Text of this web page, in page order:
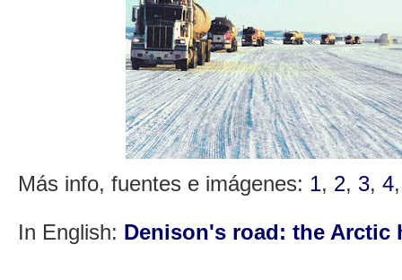
Más info, fuentes e imágenes: 1, 2, 3, 4
In English: Denison's road: the Arctic